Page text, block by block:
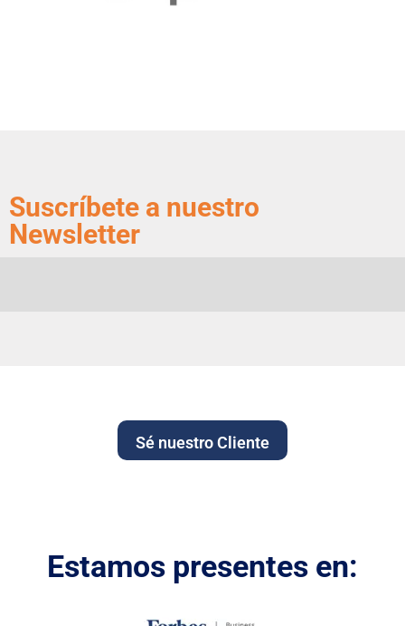
Suscríbete a nuestro
Newsletter
Sé nuestro Cliente
Estamos presentes en: